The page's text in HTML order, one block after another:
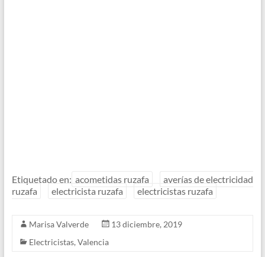
Etiquetado en: acometidas ruzafa
averías de electricidad
ruzafa
electricista ruzafa electricistas ruzafa
Marisa Valverde
13 diciembre, 2019
Electricistas,Valencia